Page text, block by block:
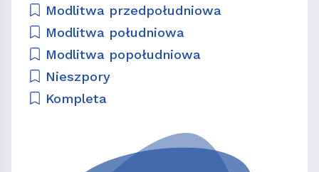
Modlitwa przedpołudniowa
Modlitwa południowa
Modlitwa popołudniowa
Nieszpory
Kompleta